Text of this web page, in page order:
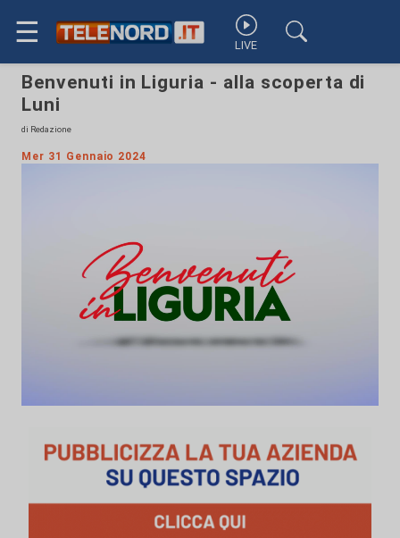
☰ LIVE
Benvenuti in Liguria - alla scoperta di
Luni
di Redazione
Mer 31 Gennaio 2024